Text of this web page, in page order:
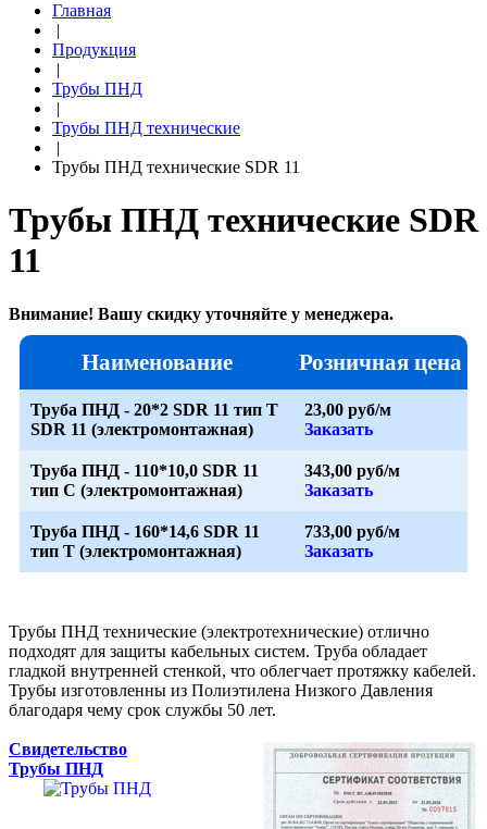
Главная
|
Продукция
|
Трубы ПНД
|
Трубы ПНД технические
|
Трубы ПНД технические SDR 11
Трубы ПНД технические SDR
11
Внимание! Вашу скидку уточняйте у менеджера.
Наименование Розничная цена
Труба ПНД - 20*2 SDR 11 тип Т
SDR 11 (электромонтажная)
23,00 руб/м
Заказать
Труба ПНД - 110*10,0 SDR 11
тип С (электромонтажная)
343,00 руб/м
Заказать
Труба ПНД - 160*14,6 SDR 11
тип Т (электромонтажная)
733,00 руб/м
Заказать
Трубы ПНД технические (электротехнические) отлично
подходят для защиты кабельных систем. Труба обладает
гладкой внутренней стенкой, что облегчает протяжку кабелей.
Трубы изготовленны из Полиэтилена Низкого Давления
благодаря чему срок службы 50 лет.
Свидетельство
Трубы ПНД